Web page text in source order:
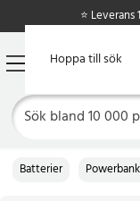
Hoppa till
Hoppa till sök
⭐ Leverans
Batterier